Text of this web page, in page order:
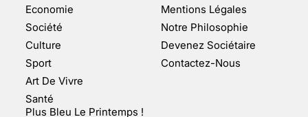
FAIT SURFACE À
MARSEILLE (1/5)
10 jan 2022
Economie
Société
Culture
Sport
Art De Vivre
Santé
Plus Bleu Le Printemps !
Mentions Légales
Notre Philosophie
Devenez Sociétaire
Contactez-Nous